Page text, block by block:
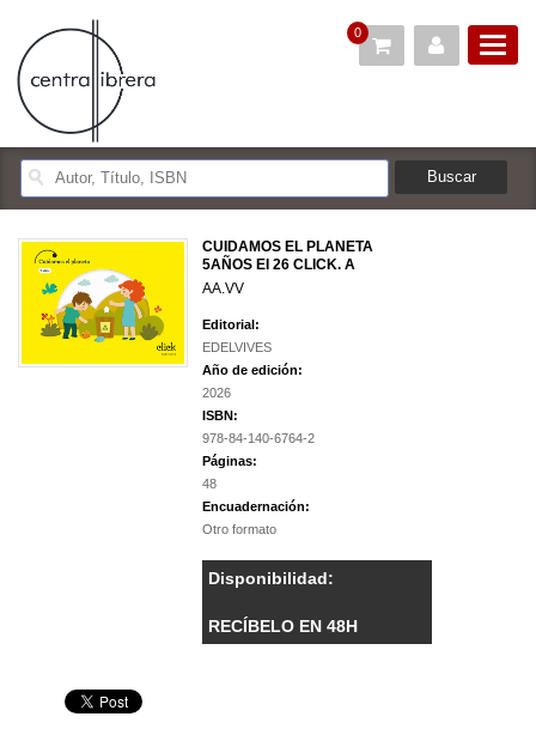
0
CUIDAMOS EL PLANETA
5AÑOS EI 26 CLICK. A
AA.VV
Editorial:
EDELVIVES
Año de edición:
2026
ISBN:
978-84-140-6764-2
Páginas:
48
Encuadernación:
Otro formato
Disponibilidad:
RECÍBELO EN 48H